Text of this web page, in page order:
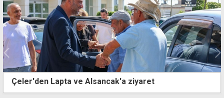
Çeler'den Lapta ve Alsancak'a ziyaret